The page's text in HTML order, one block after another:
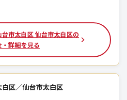
市太白区 仙台市太白区の
・詳細を見る
区／仙台市太白区